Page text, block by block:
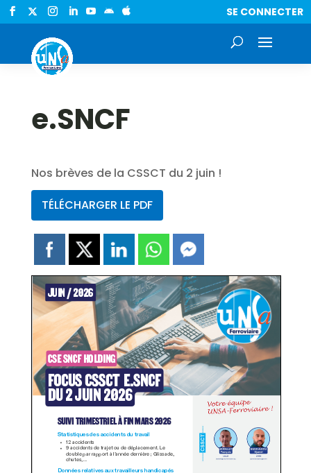
  SE CONNECTER
e.SNCF
Nos brèves de la CSSCT du 2 juin !
TÉLÉCHARGER LE PDF